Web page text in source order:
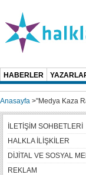
HABERLER
Anasayfa >"Medya Kaza
İLETİŞİM SOHBETLERİ
HALKLA İLİŞKİLER
DİJİTAL VE SOSYAL
REKLAM